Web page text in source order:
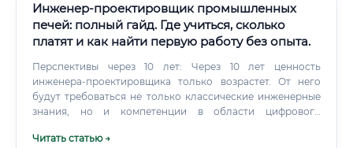
Инженер-проектировщик промышленных
печей: полный гайд. Где учиться, сколько
платят и как найти первую работу без опыта.
Перспективы через 10 лет: Через 10 лет ценность
инженера-проектировщика только возрастет. От него
будут требоваться не только классические инженерные
знания, но и компетенции в области цифрового
двойниками" объектов, интеграции печей в
Читать статью →